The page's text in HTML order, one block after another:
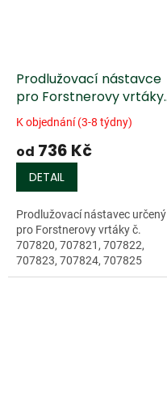
Prodlužovací nástavce
pro Forstnerovy vrtáky
Fisch®
K objednání (3-8 týdny)
od 736 Kč
DETAIL
Prodlužovací nástavec určený
pro Forstnerovy vrtáky č.
707820, 707821, 707822,
707823, 707824, 707825